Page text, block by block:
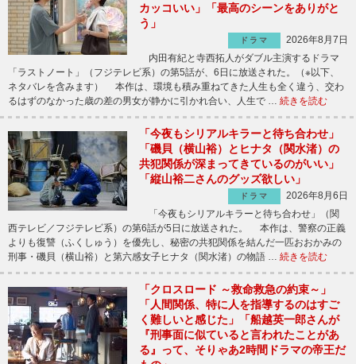
カッコいい」「最高のシーンをありがと
う」
ドラマ
2026年8月7日
内田有紀と寺西拓人がダブル主演するドラマ
「ラストノート」（フジテレビ系）の第5話が、6日に放送された。（※以下、
ネタバレを含みます） 本作は、環境も積み重ねてきた人生も全く違う、交わ
るはずのなかった歳の差の男女が静かに引かれ合い、人生で … 続きを読む
「今夜もシリアルキラーと待ち合わせ」
「磯貝（横山裕）とヒナタ（関水渚）の
共犯関係が深まってきているのがいい」
「縦山裕二さんのグッズ欲しい」
ドラマ
2026年8月6日
「今夜もシリアルキラーと待ち合わせ」（関
西テレビ／フジテレビ系）の第6話が5日に放送された。 本作は、警察の正義
よりも復讐（ふくしゅう）を優先し、秘密の共犯関係を結んだ一匹おおかみの
刑事・磯貝（横山裕）と第六感女子ヒナタ（関水渚）の物語 … 続きを読む
「クロスロード ～救命救急の約束～」
「人間関係、特に人を指導するのはすご
く難しいと感じた」「船越英一郎さんが
『刑事面に似ていると言われたことがあ
る』って、そりゃあ2時間ドラマの帝王だ